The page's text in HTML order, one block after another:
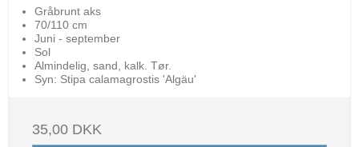
Gråbrunt aks
70/110 cm
Juni - september
Sol
Almindelig, sand, kalk. Tør.
Syn: Stipa calamagrostis 'Algäu'
35,00 DKK